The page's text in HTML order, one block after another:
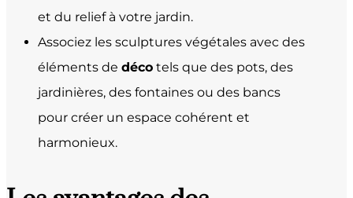
et du relief à votre jardin.
Associez les sculptures végétales avec des
éléments de déco tels que des pots, des
jardinières, des fontaines ou des bancs
pour créer un espace cohérent et
harmonieux.